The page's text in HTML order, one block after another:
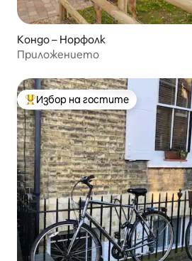
Кондо – Норфолк
Приложението
Най-популярен избор на гостите
Избор на гостите